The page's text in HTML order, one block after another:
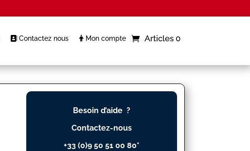
Contactez nous Mon compte Articles 0
Besoin d’aide ?
Contactez-nous
+33 (0)9 50 51 00 80*